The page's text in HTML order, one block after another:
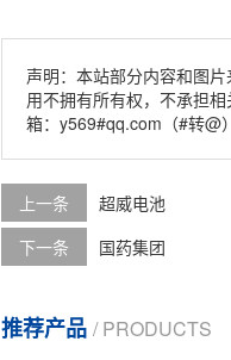
声明：本站部分内容和图
用不拥有所有权，不承担
箱：y569#qq.com（#转@）
上一条 超威电池
下一条
国药集团
推荐产品 / PRODUCTS